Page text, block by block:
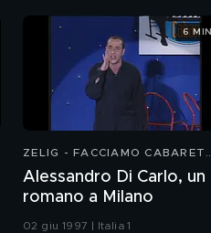
ZELIG - FACCIAMO CABARET
Alessandro Di Carlo, un
romano a Milano
02 giu 1997 | Italia 1
6 MIN